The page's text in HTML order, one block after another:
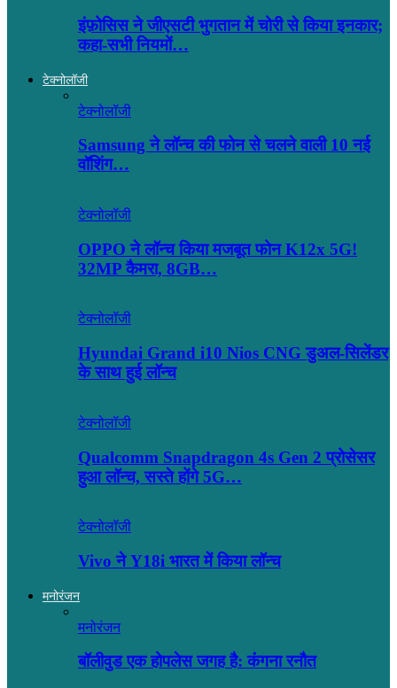
इंफ़ोसिस ने जीएसटी भुगतान में चोरी से किया इनकार;
कहा-सभी नियमों…
टेक्नोलॉजी
टेक्नोलॉजी
Samsung ने लॉन्च की फोन से चलने वाली 10 नई
वॉशिंग…
टेक्नोलॉजी
OPPO ने लॉन्‍च किया मजबूत फोन K12x 5G!
32MP कैमरा, 8GB…
टेक्नोलॉजी
Hyundai Grand i10 Nios CNG डुअल-सिलेंडर
के साथ हुई लॉन्च
टेक्नोलॉजी
Qualcomm Snapdragon 4s Gen 2 प्रोसेसर
हुआ लॉन्च, सस्ते होंगे 5G…
टेक्नोलॉजी
Vivo ने Y18i भारत में किया लॉन्च
मनोरंजन
मनोरंजन
बॉलीवुड एक होपलेस जगह है: कंंगना रनौत